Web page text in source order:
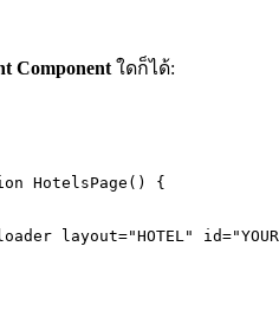
Component ใดก็ได้:
HotelsPage ()
{
layout="HOTEL" id="